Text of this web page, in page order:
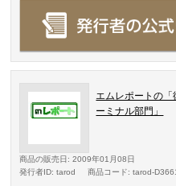
エムレポートの
ーミナル部門」
商品の販売日 : 2009年01月08日
発行者ID: tarod 商品コード: tarod-